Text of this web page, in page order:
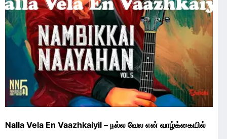
Nalla Vela En Vaazhkaiyil – நல்ல வேல என் வாழ்க்கையில்